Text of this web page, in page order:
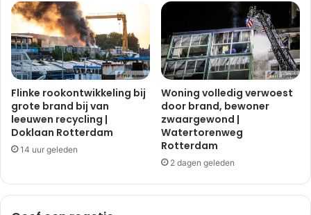
Flinke rookontwikkeling bij
grote brand bij van
leeuwen recycling |
Doklaan Rotterdam
14 uur geleden
Woning volledig verwoest
door brand, bewoner
zwaargewond |
Watertorenweg
Rotterdam
2 dagen geleden